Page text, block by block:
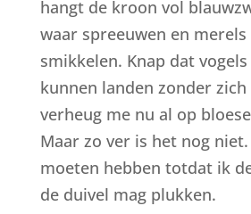
hangt de kroon vol
waar spreeuwen en merels
smikkelen. Knap dat
kunnen landen zonder
verheug me nu al op
Maar zo ver is het nog
moeten hebben totdat ik
de duivel mag plukken.